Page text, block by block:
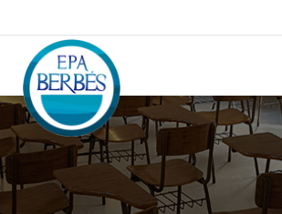
content